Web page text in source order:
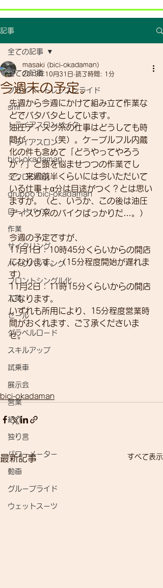
記事
全ての記事
プライベートレッスンライド
smr
トライアスロンバイク
トライアスロン
bici-okadaman
シクロクロス
gruppo bici-okadaman
ロードバイク
作業
サイクリング
バイクパッキング
フロントシングル化
入荷
セール
グラベルロード
スキルアップ
試乗車
展示会
営業
紹介
独り言
パワーメーター
動画
グループライド
ウェットスーツ
全ての記事
今週末の予定。
masaki (bici-okadaman)
2019年10月31日 読了時間: 1分
先週から今週にかけて組み立て作業な
どでバタバタとしています。
油圧ディスク系の仕事はどうしても時
間が・・・（笑）。ケーブルフル内蔵
化の件も含めて「どうやってやろう
か？」と頭を悩ませつつの作業でし
て。来週前半くらいには今いただいて
いる仕事＋α分は目途がつく？とは思い
ますが。（と、いうか、この後は油圧
ディスク系のバイクばっかりだ…。）
今週の予定ですが、
11月1日：10時45分くらいからの開店
になります。（15分程度開始が遅れま
す）
11月2日：11時15分くらいからの開店
になります。
いずれも所用により、15分程度営業時
間がおくれます、ご了承くださいま
せ。
bici-okadaman
最新記事 すべて表示